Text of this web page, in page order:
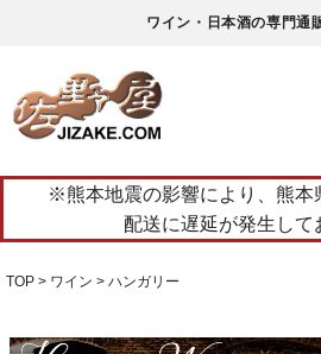
ワイン・日本酒の専門通
※熊本地震の影響により、熊本
配送に遅延が発生して
TOP ワイン ハンガリー